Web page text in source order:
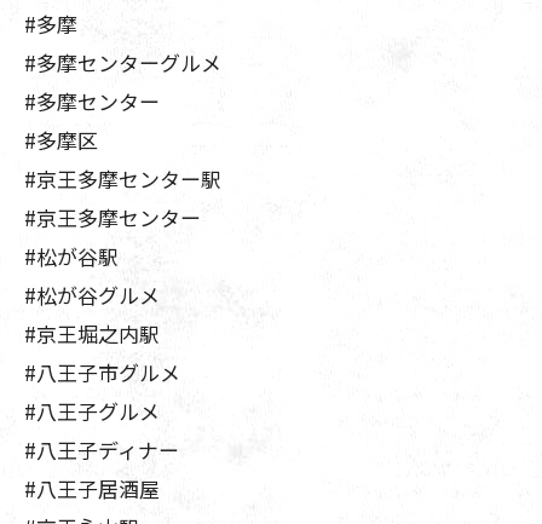
#多摩
#多摩センターグルメ
#多摩センター
#多摩区
#京王多摩センター駅
#京王多摩センター
#松が谷駅
#松が谷グルメ
#京王堀之内駅
#八王子市グルメ
#八王子グルメ
#八王子ディナー
#八王子居酒屋